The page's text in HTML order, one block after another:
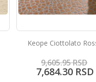
Bambu Marfil
2,002.15RSD
1,600.80 RSD